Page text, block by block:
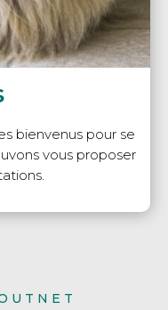
bienvenus pour se
vous proposer